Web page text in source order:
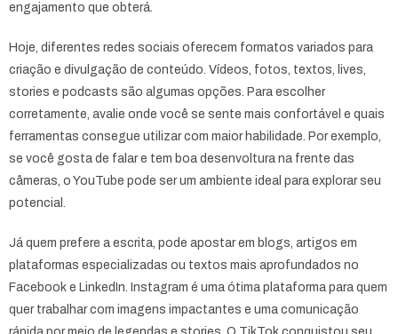
engajamento que obterá.
Hoje, diferentes redes sociais oferecem formatos variados para
criação e divulgação de conteúdo. Vídeos, fotos, textos, lives,
stories e podcasts são algumas opções. Para escolher
corretamente, avalie onde você se sente mais confortável e quais
ferramentas consegue utilizar com maior habilidade. Por exemplo,
se você gosta de falar e tem boa desenvoltura na frente das
câmeras, o YouTube pode ser um ambiente ideal para explorar seu
potencial.
Já quem prefere a escrita, pode apostar em blogs, artigos em
plataformas especializadas ou textos mais aprofundados no
Facebook e LinkedIn. Instagram é uma ótima plataforma para quem
quer trabalhar com imagens impactantes e uma comunicação